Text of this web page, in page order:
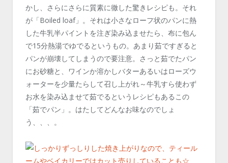
かし、さらにさらに質素に徹した驚きレシピも。それ
が「Boiled loaf」。それは小さなローフ状のパンに熱
した牛乳半パイントを注ぎ染み込ませたら、布に包ん
で15分熱湯でゆでるというもの。あまり茹ですぎると
パンが崩壊してしまうので要注意。さっと茹でたパン
にお砂糖と、ワインか溶かしバターあるいはローズウ
ォーターを少量たらして召し上がれ～牛乳すら使わず
お水を染み込ませて茹でるというレシピもあるこの
「茹でパン」。はたしてどんなお味なのでしょ
う、、、。